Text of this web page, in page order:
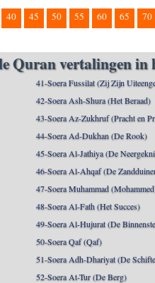
40 45 50 55 60 65 70
Quran vertalingen in
41-Soera Fussilat (Zij Zijn
42-Soera Ash-Shura (Het Beraad)
43-Soera Az-Zukhruf (Pracht en
44-Soera Ad-Dukhan (De Rook)
45-Soera Al-Jathiya (De
46-Soera Al-Ahqaf (De
47-Soera Muhammad
48-Soera Al-Fath (Het Succes)
49-Soera Al-Hujurat (De
50-Soera Qaf (Qaf)
51-Soera Adh-Dhariyat (De
52-Soera At-Tur (De Berg)